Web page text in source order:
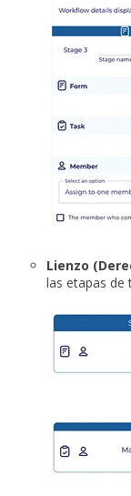
Lienzo
las etapas de